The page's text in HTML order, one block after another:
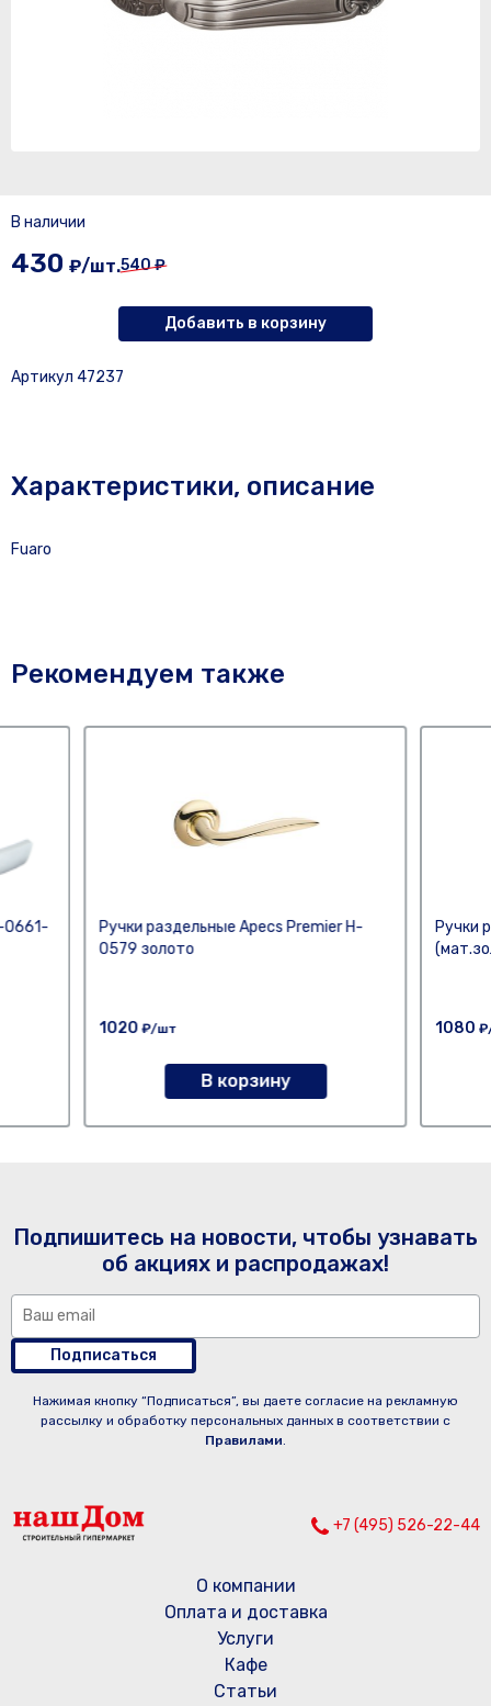
В наличии
430 ₽/шт.540 ₽
Добавить в корзину
Артикул 47237
Характеристики, описание
Fuaro
Рекомендуем также
0661-
Ручки раздельные Apeсs Premier H-
0579 золото
1020 ₽/шт
В корзину
Ручки
1080
Подпишитесь на новости, чтобы узнавать
об акциях и распродажах!
Подписаться
Нажимая кнопку “Подписаться”, вы даете согласие на рекламную
рассылку и обработку персональных данных в соответствии с
Правилами.
+7 (495) 526-22-44
О компании
Оплата и доставка
Услуги
Кафе
Статьи